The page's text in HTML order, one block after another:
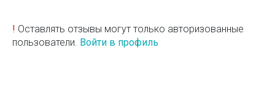
! Оставлять отзывы могут только авторизованные
пользователи. Войти в профиль